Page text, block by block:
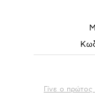
Γίνε ο